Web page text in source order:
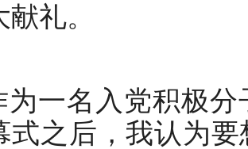
礼。
为一名入党积极
式之后，我认为